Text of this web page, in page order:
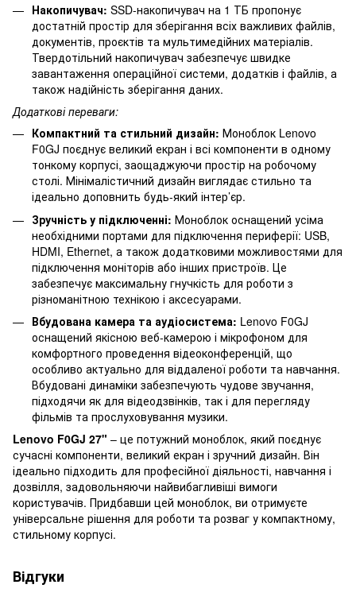
Накопичувач: SSD-накопичувач на 1 ТБ пропонує
достатній простір для зберігання всіх важливих файлів,
документів, проєктів та мультимедійних матеріалів.
Твердотільний накопичувач забезпечує швидке
завантаження операційної системи, додатків і файлів, а
також надійність зберігання даних.
Додаткові переваги:
Компактний та стильний дизайн: Моноблок Lenovo
F0GJ поєднує великий екран і всі компоненти в одному
тонкому корпусі, заощаджуючи простір на робочому
столі. Мінімалістичний дизайн виглядає стильно та
ідеально доповнить будь-який інтер’єр.
Зручність у підключенні: Моноблок оснащений усіма
необхідними портами для підключення периферії: USB,
HDMI, Ethernet, а також додатковими можливостями для
підключення моніторів або інших пристроїв. Це
забезпечує максимальну гнучкість для роботи з
різноманітною технікою і аксесуарами.
Вбудована камера та аудіосистема: Lenovo F0GJ
оснащений якісною веб-камерою і мікрофоном для
комфортного проведення відеоконференцій, що
особливо актуально для віддаленої роботи та навчання.
Вбудовані динаміки забезпечують чудове звучання,
підходячи як для відеодзвінків, так і для перегляду
фільмів та прослуховування музики.
Lenovo F0GJ 27" – це потужний моноблок, який поєднує
сучасні компоненти, великий екран і зручний дизайн. Він
ідеально підходить для професійної діяльності, навчання і
дозвілля, задовольняючи найвибагливіші вимоги
користувачів. Придбавши цей моноблок, ви отримуєте
універсальне рішення для роботи та розваг у компактному,
стильному корпусі.
Відгуки